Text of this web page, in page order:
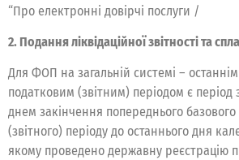
“Про електронні довірчі послуги /
2. Подання ліквідаційної звітності та
Для ФОП на загальній системі –
податковим (звітним) періодом є період
днем закінчення попереднього базового
(звітного) періоду до останнього дня
якому проведено державну